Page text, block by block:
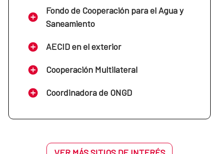
Fondo de Cooperación para el Agua y
Saneamiento
AECID en el exterior
Cooperación Multilateral
Coordinadora de ONGD